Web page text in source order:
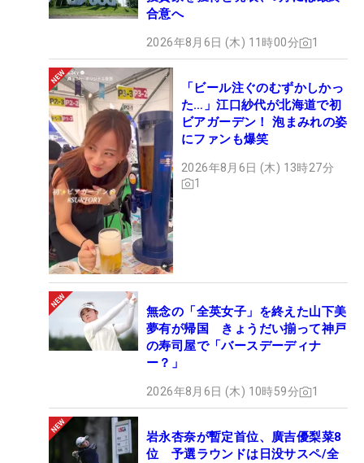
合意へ
2026年8月6日 (木) 11時00分 1
「ビール注ぐのむずかしかっ
た…」江口紗代が北海道で初
ビアガーデン！ 泡まみれの姿
にファンも爆笑
2026年8月6日 (木) 13時27分
1
無念の「全英女子」を終えた山下美
夢有が帰国 きょうだい揃って神戸
の寿司屋で「バースデーディナ
ー？」
2026年8月6日 (木) 10時59分 1
岩永杏奈が暫定首位、廣吉優梨菜8
位 予選ラウンドは日没サスペ/全